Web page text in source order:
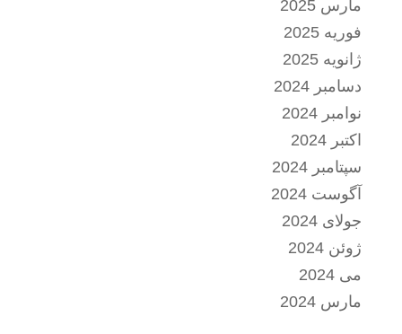
مارس 2025
فوریه 2025
ژانویه 2025
دسامبر 2024
نوامبر 2024
اکتبر 2024
سپتامبر 2024
آگوست 2024
جولای 2024
ژوئن 2024
می 2024
مارس 2024